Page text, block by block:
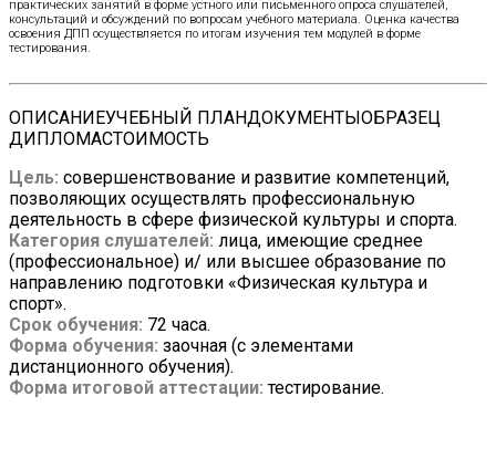
практических занятий в форме устного или письменного опроса слушателей,
консультаций и обсуждений по вопросам учебного материала. Оценка качества
освоения ДПП осуществляется по итогам изучения тем модулей в форме
тестирования.
ОПИСАНИЕУЧЕБНЫЙ ПЛАНДОКУМЕНТЫОБРАЗЕЦ
ДИПЛОМАСТОИМОСТЬ
Цель: совершенствование и развитие компетенций,
позволяющих осуществлять профессиональную
деятельность в сфере физической культуры и спорта.
Категория слушателей: лица, имеющие среднее
(профессиональное) и/ или высшее образование по
направлению подготовки «Физическая культура и
спорт».
Срок обучения: 72 часа.
Форма обучения: заочная (с элементами
дистанционного обучения).
Форма итоговой аттестации: тестирование.